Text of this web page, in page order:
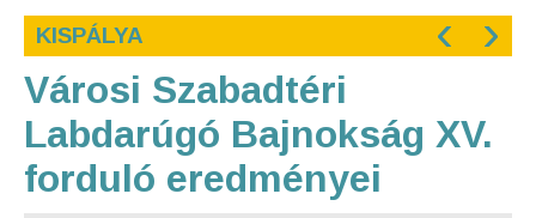
KISPÁLYA ‹ ›
Városi Szabadtéri
Labdarúgó Bajnokság XV.
forduló eredményei